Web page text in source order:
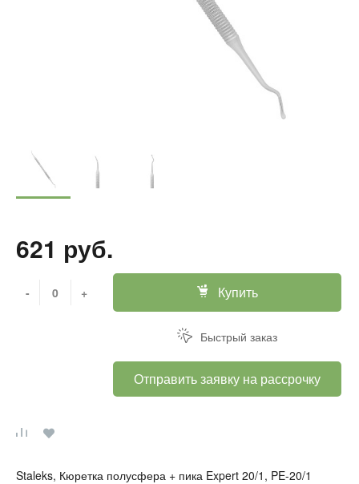
621 руб.
- + Купить
Быстрый заказ
Отправить заявку на рассрочку
Staleks, Кюретка полусфера + пика Expert 20/1, PE-20/1